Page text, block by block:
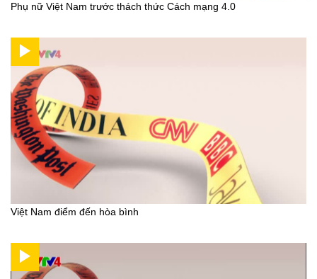
Phụ nữ Việt Nam trước thách thức Cách mạng 4.0
Việt Nam điểm đến hòa bình